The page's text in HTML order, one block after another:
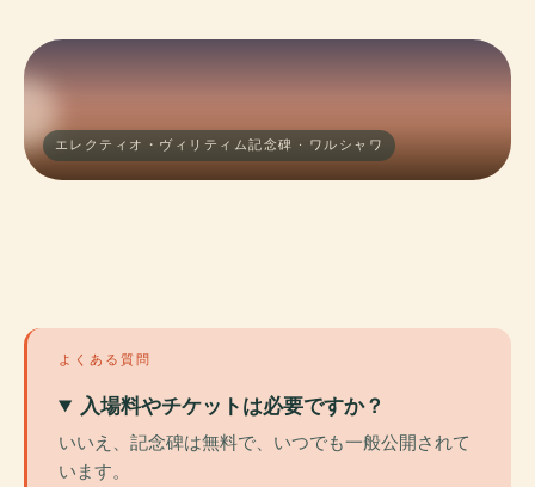
エレクティオ・ヴィリティム記念碑 · ワルシャワ
よくある質問
入場料やチケットは必要ですか？
いいえ、記念碑は無料で、いつでも一般公開されて
います。